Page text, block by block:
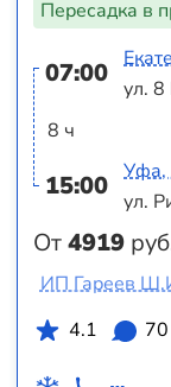
Пересадка в
07:00
8 ч
15:00
От4919
ул.
Уфа,
ул.
ИП Гареев
4.1
70